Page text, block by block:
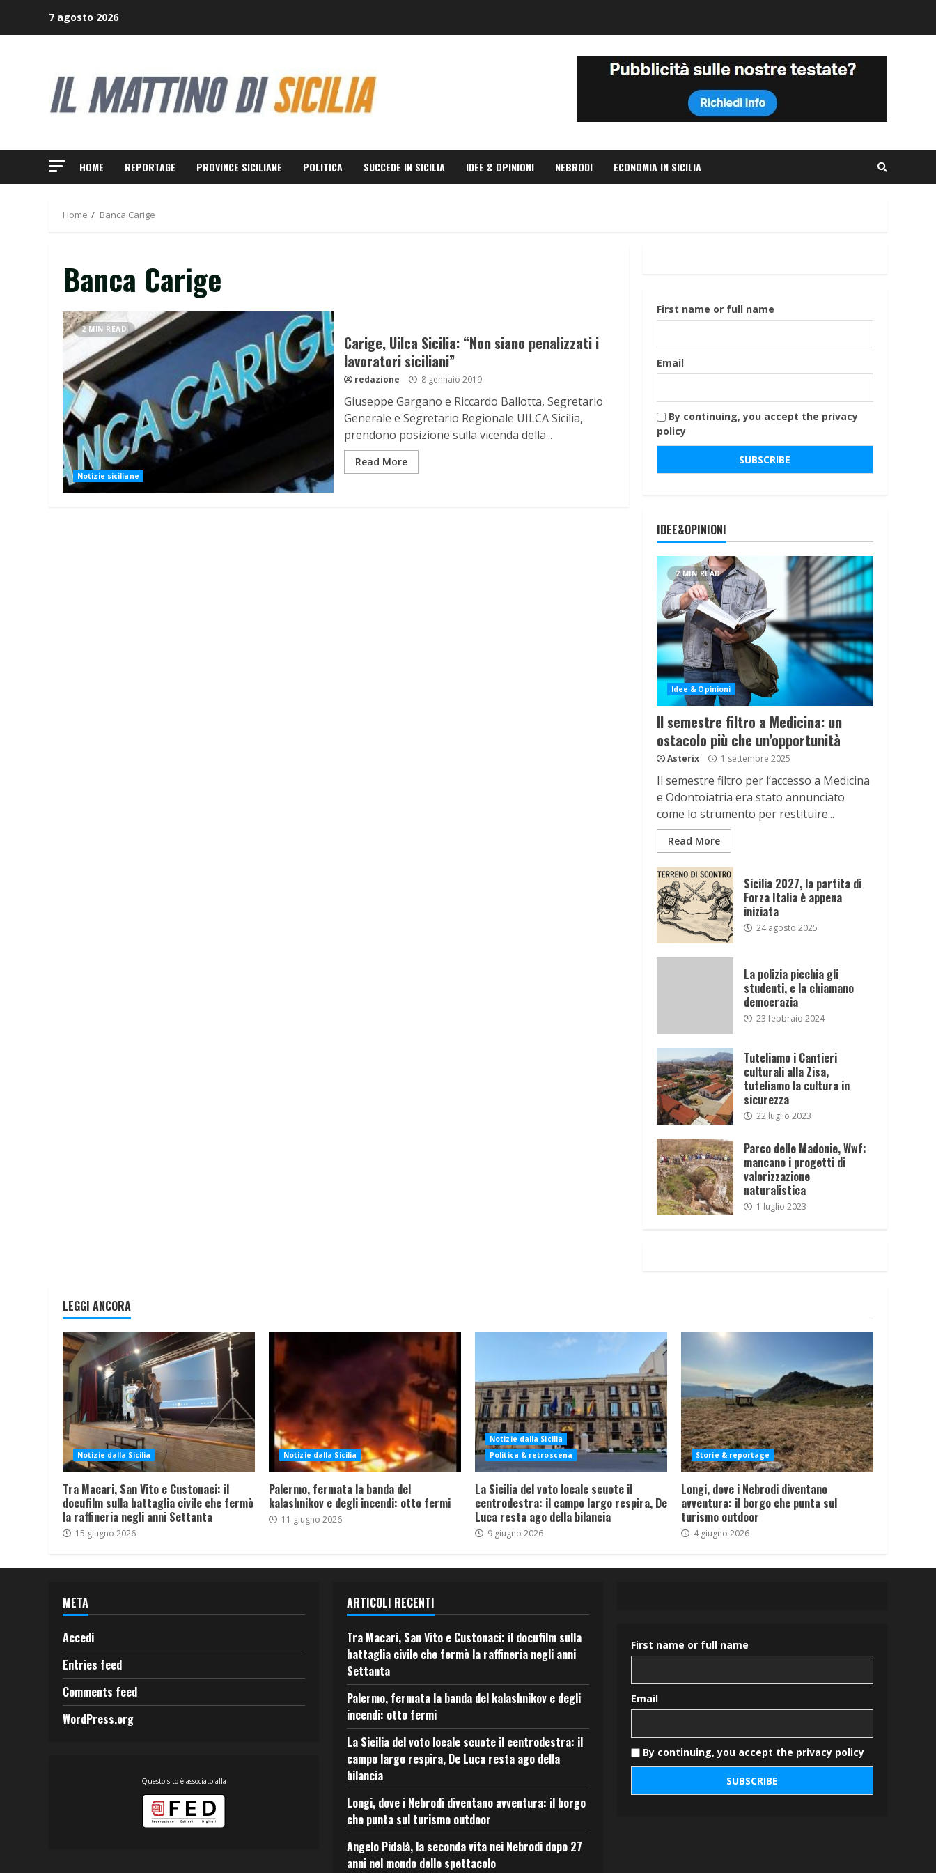
7 agosto 2026
HOME REPORTAGE PROVINCE SICILIANE POLITICA SUCCEDE IN SICILIA IDEE & OPINIONI NEBRODI ECONOMIA IN SICILIA
Home Banca Carige
Banca Carige
2 MIN READ
Notizie siciliane
Carige, Uilca Sicilia: “Non siano penalizzati i
lavoratori siciliani”
redazione 8 gennaio 2019
Giuseppe Gargano e Riccardo Ballotta, Segretario
Generale e Segretario Regionale UILCA Sicilia,
prendono posizione sulla vicenda della...
Read More
First name or full name
Email
By continuing, you accept the privacy
policy
IDEE&OPINIONI
2 MIN READ
Idee & Opinioni
Il semestre filtro a Medicina: un
ostacolo più che un’opportunità
Asterix 1 settembre 2025
Il semestre filtro per l’accesso a Medicina
e Odontoiatria era stato annunciato
come lo strumento per restituire...
Read More
Sicilia 2027, la partita di
Forza Italia è appena
iniziata
24 agosto 2025
La polizia picchia gli
studenti, e la chiamano
democrazia
23 febbraio 2024
Tuteliamo i Cantieri
culturali alla Zisa,
tuteliamo la cultura in
sicurezza
22 luglio 2023
Parco delle Madonie, Wwf:
mancano i progetti di
valorizzazione
naturalistica
1 luglio 2023
LEGGI ANCORA
Notizie dalla Sicilia
Tra Macari, San Vito e Custonaci: il
docufilm sulla battaglia civile che fermò
la raffineria negli anni Settanta
15 giugno 2026
Notizie dalla Sicilia
Palermo, fermata la banda del
kalashnikov e degli incendi: otto fermi
11 giugno 2026
Notizie dalla Sicilia
Politica & retroscena
La Sicilia del voto locale scuote il
centrodestra: il campo largo respira, De
Luca resta ago della bilancia
9 giugno 2026
Storie & reportage
Longi, dove i Nebrodi diventano
avventura: il borgo che punta sul
turismo outdoor
4 giugno 2026
META
Accedi
Entries feed
Comments feed
WordPress.org
Questo sito è associato alla
ARTICOLI RECENTI
Tra Macari, San Vito e Custonaci: il docufilm sulla
battaglia civile che fermò la raffineria negli anni
Settanta
Palermo, fermata la banda del kalashnikov e degli
incendi: otto fermi
La Sicilia del voto locale scuote il centrodestra: il
campo largo respira, De Luca resta ago della
bilancia
Longi, dove i Nebrodi diventano avventura: il borgo
che punta sul turismo outdoor
Angelo Pidalà, la seconda vita nei Nebrodi dopo 27
anni nel mondo dello spettacolo
First name or full name
Email
By continuing, you accept the privacy policy